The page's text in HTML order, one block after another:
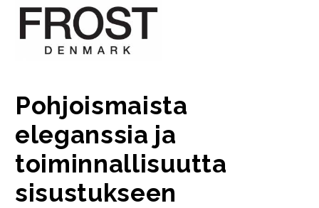
Pohjoismaista
eleganssia ja
toiminnallisuutta
sisustukseen